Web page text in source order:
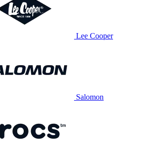
Lee Cooper
Salomon